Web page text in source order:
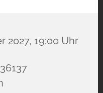
2027, 19:00 Uhr